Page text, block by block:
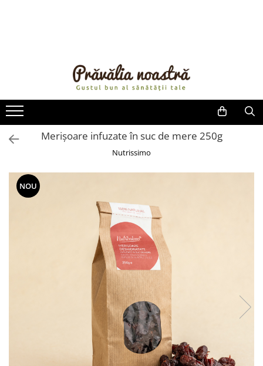
ULEIURI ȘI UNTURI
MĂSLINE
NUCI ȘI SEMINȚE
FRUCTE DESHIDRATATE
FRUCTE LA CONSERVĂ
OȚETURI ȘI SOSURI
BĂUTURI / LAPTE VEGETAL
CREME ȘI PASTE TARTINABILE
CIOCOLATĂ ȘI CACAO
Merișoare infuzate în suc de mere 250g
Nutrissimo
NOU